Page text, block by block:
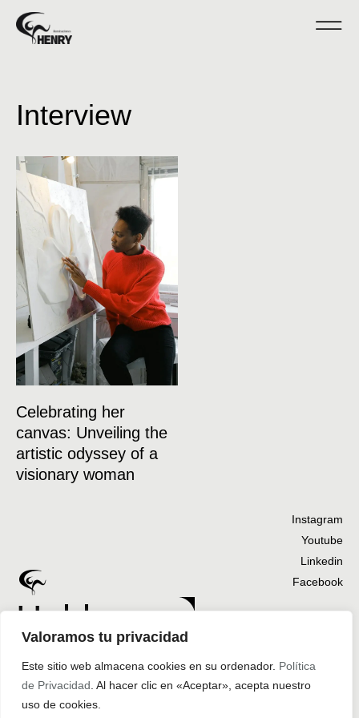
Valoramos tu privacidad
Este sitio web almacena cookies en su ordenador. Política
de Privacidad . Al hacer clic en «Aceptar», acepta nuestro
uso de cookies.
Interview
Celebrating her
canvas: Unveiling the
artistic odyssey of a
visionary woman
Hablemos
Instagram
Youtube
Linkedin
Facebook
InicioTrabajosNosotrosContacto